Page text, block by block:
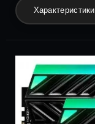
Характеристики